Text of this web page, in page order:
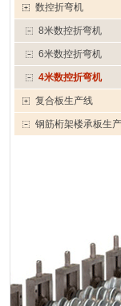
数控折弯机
8米数控折弯机
6米数控折弯机
4米数控折弯机
复合板生产线
钢筋桁架楼承板生